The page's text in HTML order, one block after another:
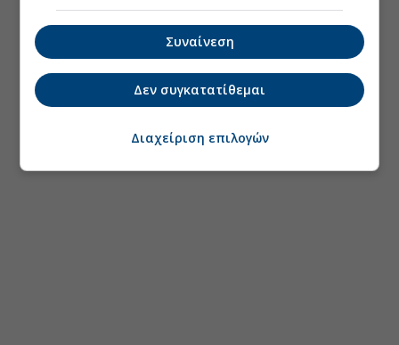
Συναίνεση
Δεν συγκατατίθεμαι
Διαχείριση επιλογών